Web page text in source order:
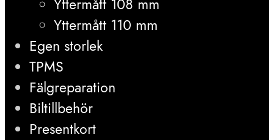
Yttermått 108 mm
Yttermått 110 mm
Egen storlek
TPMS
Fälgreparation
Biltillbehör
Presentkort